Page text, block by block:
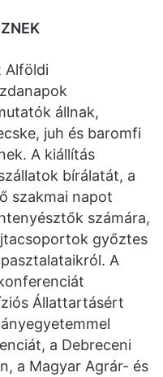
Alföldi
állnak,
juh és baromfi
A kiállítás
bírálatát, a
szakmai napot
számára,
győztes
A
Állattartásért
a Debreceni
a Magyar Agrár- és